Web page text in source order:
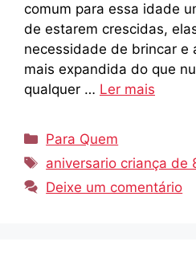
comum para essa idade
de estarem crescidas,
necessidade de brincar e
mais expandida do que
qualquer … Ler mais
Categorias
Para Quem
Tags
aniversario criança de
Deixe um comentário